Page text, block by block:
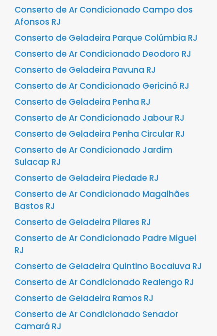
Conserto de Ar Condicionado Campo dos
Afonsos RJ
Conserto de Geladeira Parque Colúmbia RJ
Conserto de Ar Condicionado Deodoro RJ
Conserto de Geladeira Pavuna RJ
Conserto de Ar Condicionado Gericinó RJ
Conserto de Geladeira Penha RJ
Conserto de Ar Condicionado Jabour RJ
Conserto de Geladeira Penha Circular RJ
Conserto de Ar Condicionado Jardim
Sulacap RJ
Conserto de Geladeira Piedade RJ
Conserto de Ar Condicionado Magalhães
Bastos RJ
Conserto de Geladeira Pilares RJ
Conserto de Ar Condicionado Padre Miguel
RJ
Conserto de Geladeira Quintino Bocaiuva RJ
Conserto de Ar Condicionado Realengo RJ
Conserto de Geladeira Ramos RJ
Conserto de Ar Condicionado Senador
Camará RJ